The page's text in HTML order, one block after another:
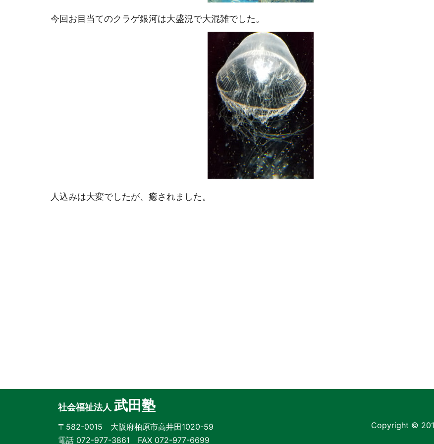
今回お目当てのクラゲ銀河は大盛況で大混雑でした。
人込みは大変でしたが、癒されました。
社会福祉法人 武田塾
〒582-0015 大阪府柏原市高井田1020-59
電話 072-977-3861 FAX 072-977-6699
Copyright ©